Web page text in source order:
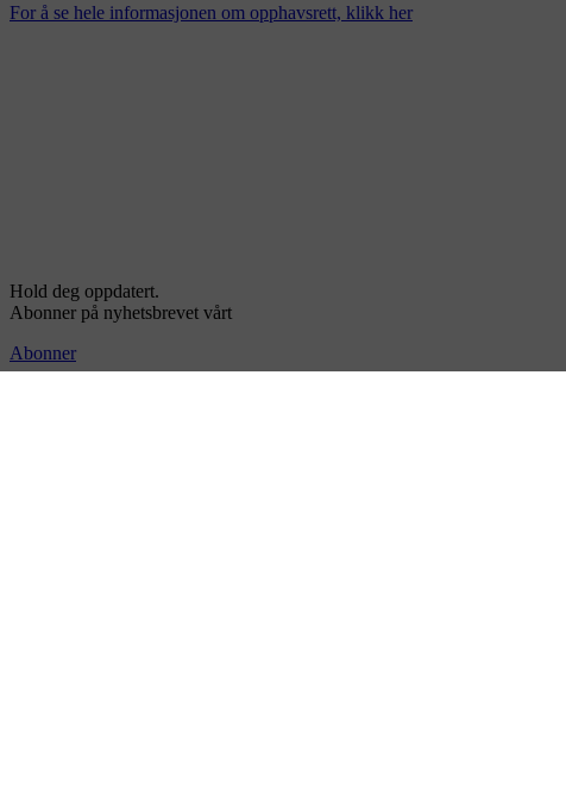
For å se hele informasjonen om opphavsrett, klikk her